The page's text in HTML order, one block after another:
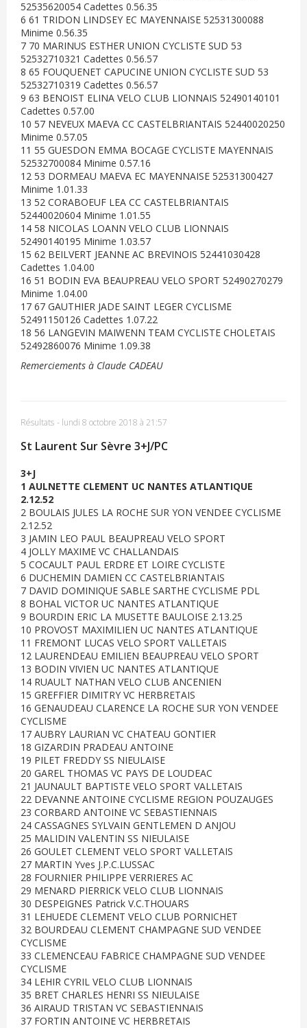
52535620054 Cadettes 0.56.35
6 61 TRIDON LINDSEY EC MAYENNAISE 52531300088
Minime 0.56.35
7 70 MARINUS ESTHER UNION CYCLISTE SUD 53
52532710321 Cadettes 0.56.57
8 65 FOUQUENET CAPUCINE UNION CYCLISTE SUD 53
52532710319 Cadettes 0.56.57
9 63 BENOIST ELINA VELO CLUB LIONNAIS 52490140101
Cadettes 0.57.00
10 57 NEVEUX MAEVA CC CASTELBRIANTAIS 52440020250
Minime 0.57.05
11 55 GUESDON EMMA BOCAGE CYCLISTE MAYENNAIS
52532700084 Minime 0.57.16
12 53 DORMEAU MAEVA EC MAYENNAISE 52531300427
Minime 1.01.33
13 52 CORABOEUF LEA CC CASTELBRIANTAIS
52440020604 Minime 1.01.55
14 58 NICOLAS LOANN VELO CLUB LIONNAIS
52490140195 Minime 1.03.57
15 62 BEILVERT JEANNE AC BREVINOIS 52441030428
Cadettes 1.04.00
16 51 BODIN EVA BEAUPREAU VELO SPORT 52490270279
Minime 1.04.00
17 67 GAUTHIER JADE SAINT LEGER CYCLISME
52491150126 Cadettes 1.07.22
18 56 LANGEVIN MAIWENN TEAM CYCLISTE CHOLETAIS
52492860076 Minime 1.09.38
Remerciements à Claude CADEAU
Résultats - lundi 8 octobre 2018 à 21:57
St Laurent Sur Sèvre 3+J/PC
3+J
1 AULNETTE CLEMENT UC NANTES ATLANTIQUE
2.12.52
2 BOULAIS JULES LA ROCHE SUR YON VENDEE CYCLISME
2.12.52
3 JAMIN LEO PAUL BEAUPREAU VELO SPORT
4 JOLLY MAXIME VC CHALLANDAIS
5 COCAULT PAUL ERDRE ET LOIRE CYCLISTE
6 DUCHEMIN DAMIEN CC CASTELBRIANTAIS
7 DAVID DOMINIQUE SABLE SARTHE CYCLISME PDL
8 BOHAL VICTOR UC NANTES ATLANTIQUE
9 BOURDIN ERIC LA MUSETTE BAULOISE 2.13.25
10 PROVOST MAXIMILIEN UC NANTES ATLANTIQUE
11 FREMONT LUCAS VELO SPORT VALLETAIS
12 LAURENDEAU EMILIEN BEAUPREAU VELO SPORT
13 BODIN VIVIEN UC NANTES ATLANTIQUE
14 RUAULT NATHAN VELO CLUB ANCENIEN
15 GREFFIER DIMITRY VC HERBRETAIS
16 GENAUDEAU CLARENCE LA ROCHE SUR YON VENDEE
CYCLISME
17 AUBRY LAURIAN VC CHATEAU GONTIER
18 GIZARDIN PRADEAU ANTOINE
19 PILET FREDDY SS NIEULAISE
20 GAREL THOMAS VC PAYS DE LOUDEAC
21 JAUNAULT BAPTISTE VELO SPORT VALLETAIS
22 DEVANNE ANTOINE CYCLISME REGION POUZAUGES
23 CORBARD ANTOINE VC SEBASTIENNAIS
24 CASSAGNES SYLVAIN GENTLEMEN D ANJOU
25 MALIDIN VALENTIN SS NIEULAISE
26 GOULET CLEMENT VELO SPORT VALLETAIS
27 MARTIN Yves J.P.C.LUSSAC
28 FOURNIER PHILIPPE VERRIERES AC
29 MENARD PIERRICK VELO CLUB LIONNAIS
30 DESPEIGNES Patrick V.C.THOUARS
31 LEHUEDE CLEMENT VELO CLUB PORNICHET
32 BOURDEAU CLEMENT CHAMPAGNE SUD VENDEE
CYCLISME
33 CLEMENCEAU FABRICE CHAMPAGNE SUD VENDEE
CYCLISME
34 LEHIR CYRIL VELO CLUB LIONNAIS
35 BRET CHARLES HENRI SS NIEULAISE
36 AIRAUD TRISTAN VC SEBASTIENNAIS
37 FORTIN ANTOINE VC HERBRETAIS